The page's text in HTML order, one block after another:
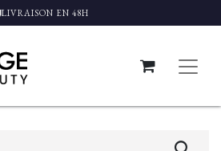
LIVRAISON EN 48H